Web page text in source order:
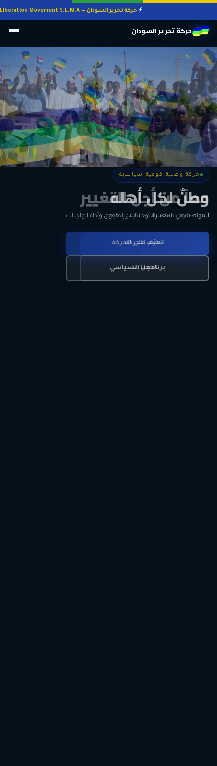
حركة تحرير السودان — Sudan Liberation Movement S.L.M.A
حركة تحرير السودان
حركة وطنية قومية سياسية
وطنٌ لكل أهله
المواطنة هي المعيار الأوحد لنيل الحقوق وأداء الواجبات
تعرّف على الحركة
برنامجنا السياسي
حركة وطنية قومية سياسية
معاً من أجل التغيير
الحرية • الوحدة • السلام • الديمقراطية
انضم للحركة
اتصل بنا